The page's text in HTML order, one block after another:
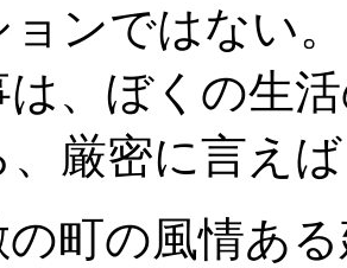
ョンではない
は、ぼくの生
、厳密に言え
町の風情あ